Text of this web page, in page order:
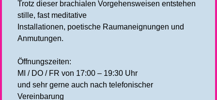
Trotz dieser brachialen Vorgehensweisen entstehen
stille, fast meditative
Installationen, poetische Raumaneignungen und
Anmutungen.
Öffnungszeiten:
MI / DO / FR von 17:00 – 19:30 Uhr
und sehr gerne auch nach telefonischer
Vereinbarung